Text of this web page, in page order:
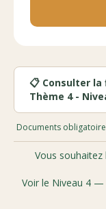
📋 Consulter
Thème 4 -
Documents
Vous souhaitez
Voir le Niveau 4 —